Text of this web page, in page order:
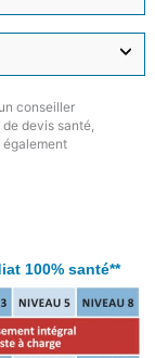
100% santé**
conseiller
devis santé,
également